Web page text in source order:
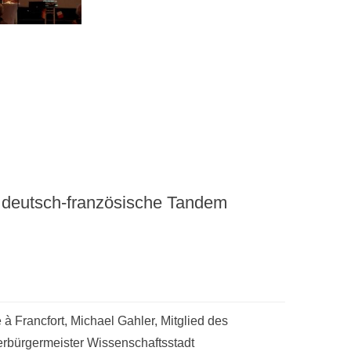
französische Tandem
Francfort, Michael Gahler, Mitglied des
Wissenschaftsstadt